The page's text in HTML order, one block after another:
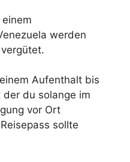
werden
Aufenthalt bis
du solange im
vor Ort
sollte